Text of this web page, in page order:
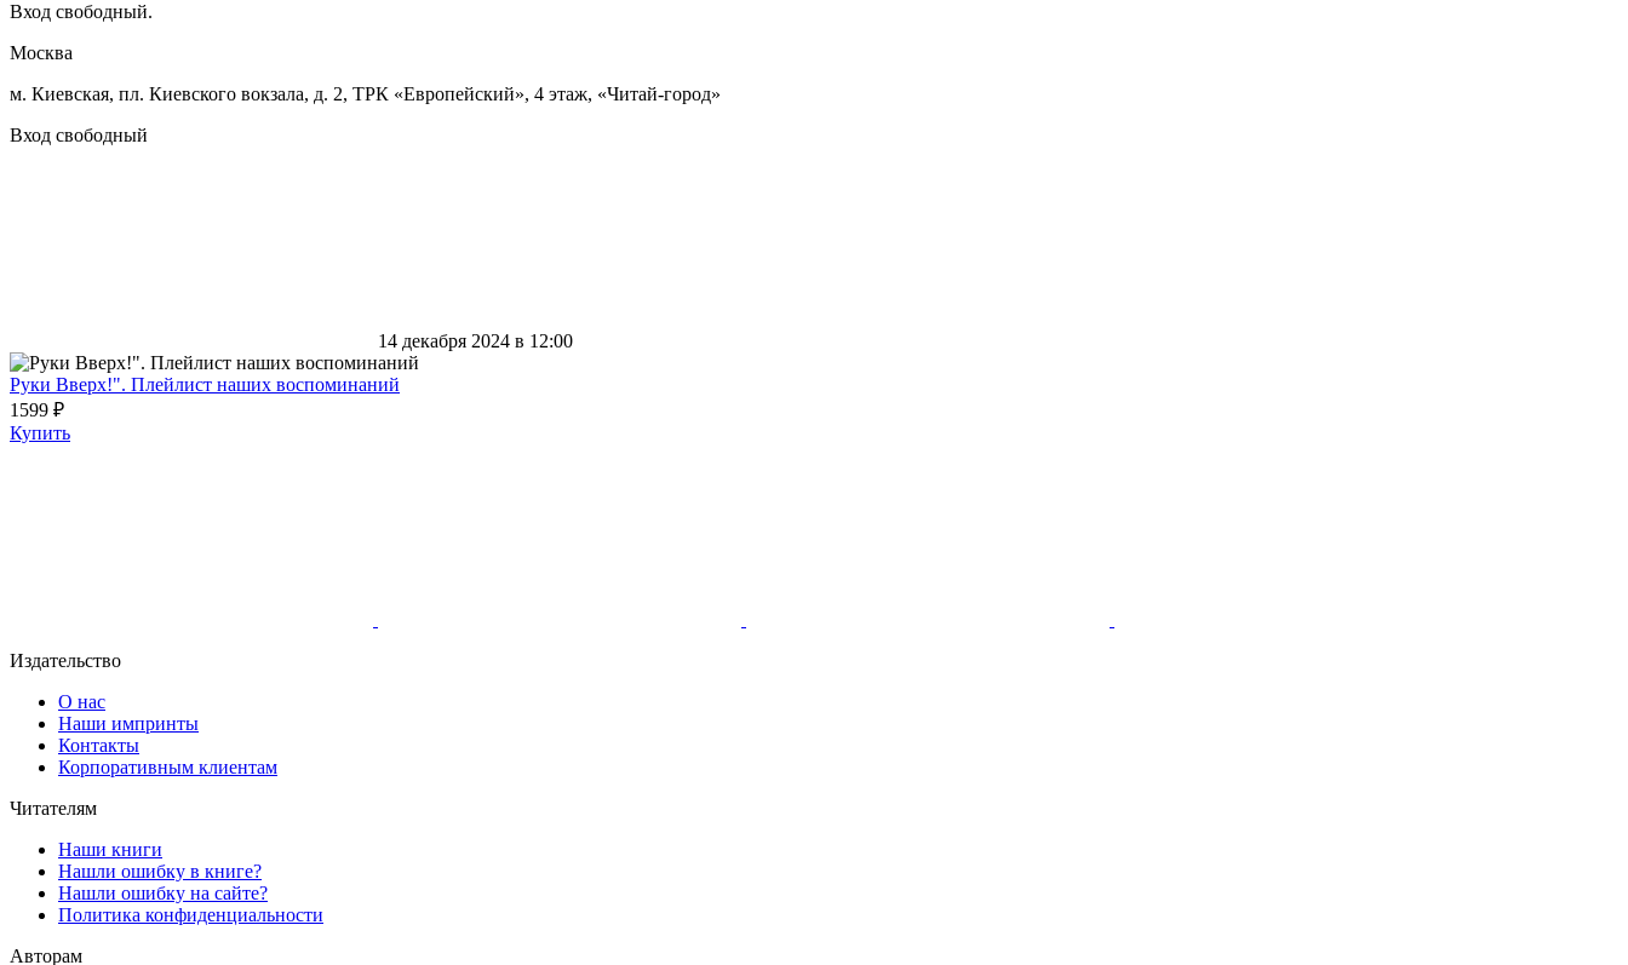
Вход свободный.
Москва
м. Киевская, пл. Киевского вокзала, д. 2, ТРК «Европейский», 4 этаж, «Читай-город»
Вход свободный
14 декабря 2024 в 12:00
Руки Вверх!". Плейлист наших воспоминаний
1599 ₽
Купить
Издательство
О нас
Наши импринты
Контакты
Корпоративным клиентам
Читателям
Наши книги
Нашли ошибку в книге?
Нашли ошибку на сайте?
Политика конфиденциальности
Авторам